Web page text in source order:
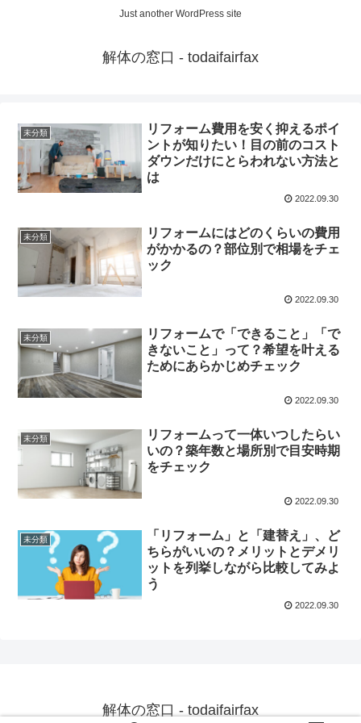
Just another WordPress site
解体の窓口 - todaifairfax
未分類
リフォーム費用を安く抑えるポイ
ントが知りたい！目の前のコスト
ダウンだけにとらわれない方法と
は
2022.09.30
未分類
リフォームにはどのくらいの費用
がかかるの？部位別で相場をチェ
ック
2022.09.30
未分類
リフォームで「できること」「で
きないこと」って？希望を叶える
ためにあらかじめチェック
2022.09.30
未分類
リフォームって一体いつしたらい
いの？築年数と場所別で目安時期
をチェック
2022.09.30
未分類
「リフォーム」と「建替え」、ど
ちらがいいの？メリットとデメリ
ットを列挙しながら比較してみよ
う
2022.09.30
解体の窓口 - todaifairfax